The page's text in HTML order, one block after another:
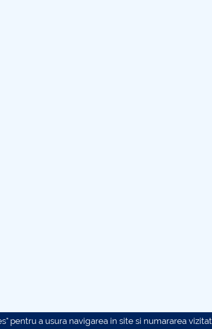
pentru a usura navigarea in site si numararea